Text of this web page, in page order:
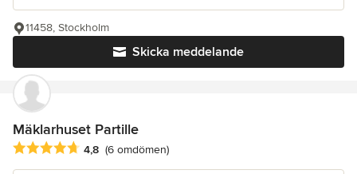
Skicka meddelande
11458, Stockholm
Mäklarhuset Partille
Genomsnittligt omdöme: 4.8 av 5 stjärnor
4,8 (6 omdömen)